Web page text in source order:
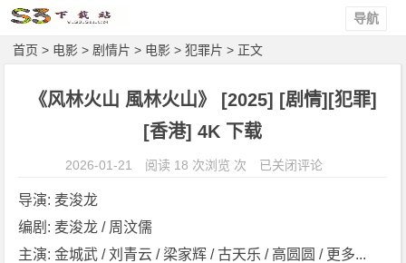
导航
首页 > 电影 > 剧情片 > 电影 >犯罪片 > 正文
《风林火山 風林火山》 [2025] [剧情][犯罪]
[香港] 4K 下载
2026-01-21 阅读 18 次浏览 次
《风
風
已关闭评论
导演: 麦浚龙
编剧: 麦浚龙 / 周汶儒
主演: 金城武 / 刘青云 / 梁家辉 / 古天乐 / 高圆圆 / 更多...